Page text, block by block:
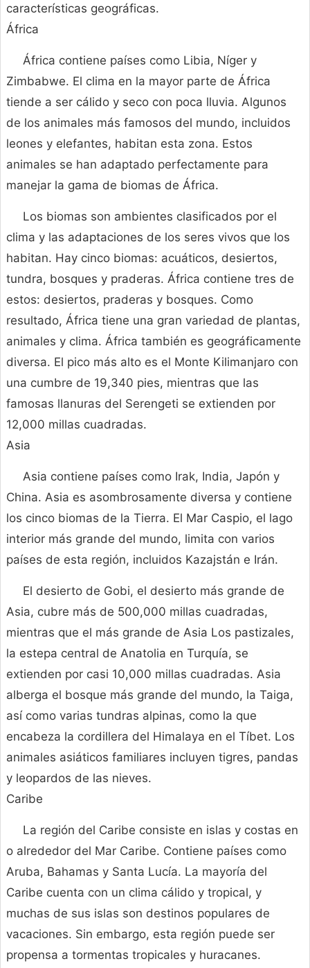
características geográficas.
África
África contiene países como Libia, Níger y
Zimbabwe. El clima en la mayor parte de África
tiende a ser cálido y seco con poca lluvia. Algunos
de los animales más famosos del mundo, incluidos
leones y elefantes, habitan esta zona. Estos
animales se han adaptado perfectamente para
manejar la gama de biomas de África.
Los biomas son ambientes clasificados por el
clima y las adaptaciones de los seres vivos que los
habitan. Hay cinco biomas: acuáticos, desiertos,
tundra, bosques y praderas. África contiene tres de
estos: desiertos, praderas y bosques. Como
resultado, África tiene una gran variedad de plantas,
animales y clima. África también es geográficamente
diversa. El pico más alto es el Monte Kilimanjaro con
una cumbre de 19,340 pies, mientras que las
famosas llanuras del Serengeti se extienden por
12,000 millas cuadradas.
Asia
Asia contiene países como Irak, India, Japón y
China. Asia es asombrosamente diversa y contiene
los cinco biomas de la Tierra. El Mar Caspio, el lago
interior más grande del mundo, limita con varios
países de esta región, incluidos Kazajstán e Irán.
El desierto de Gobi, el desierto más grande de
Asia, cubre más de 500,000 millas cuadradas,
mientras que el más grande de Asia Los pastizales,
la estepa central de Anatolia en Turquía, se
extienden por casi 10,000 millas cuadradas. Asia
alberga el bosque más grande del mundo, la Taiga,
así como varias tundras alpinas, como la que
encabeza la cordillera del Himalaya en el Tíbet. Los
animales asiáticos familiares incluyen tigres, pandas
y leopardos de las nieves.
Caribe
La región del Caribe consiste en islas y costas en
o alrededor del Mar Caribe. Contiene países como
Aruba, Bahamas y Santa Lucía. La mayoría del
Caribe cuenta con un clima cálido y tropical, y
muchas de sus islas son destinos populares de
vacaciones. Sin embargo, esta región puede ser
propensa a tormentas tropicales y huracanes.